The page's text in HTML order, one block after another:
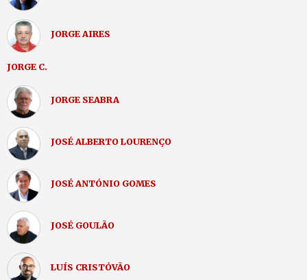
JORGE AIRES
JORGE C.
JORGE SEABRA
JOSÉ ALBERTO LOURENÇO
JOSÉ ANTÓNIO GOMES
JOSÉ GOULÃO
LUÍS CRISTÓVÃO